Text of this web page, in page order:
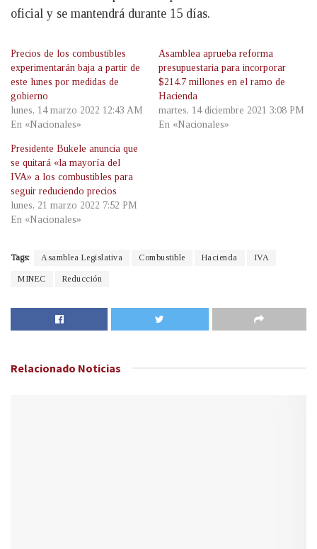
oficial y se mantendrá durante 15 días.
Precios de los combustibles
experimentarán baja a partir de
este lunes por medidas de
gobierno
lunes, 14 marzo 2022 12:43 AM
En «Nacionales»
Asamblea aprueba reforma
presupuestaria para incorporar
$214.7 millones en el ramo de
Hacienda
martes, 14 diciembre 2021 3:08 PM
En «Nacionales»
Presidente Bukele anuncia que
se quitará «la mayoría del
IVA» a los combustibles para
seguir reduciendo precios
lunes, 21 marzo 2022 7:52 PM
En «Nacionales»
Tags: Asamblea Legislativa Combustible Hacienda IVA
MINEC Reducción
Relacionado Noticias